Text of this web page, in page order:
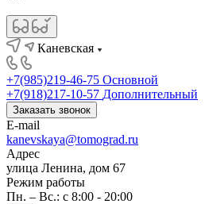
Каневская
+7(985)219-46-75 Основной
+7(918)217-10-57 Дополнительный
Заказать звонок
E-mail
kanevskaya@tomograd.ru
Адрес
улица Ленина, дом 67
Режим работы
Пн. – Вс.: c 8:00 - 20:00